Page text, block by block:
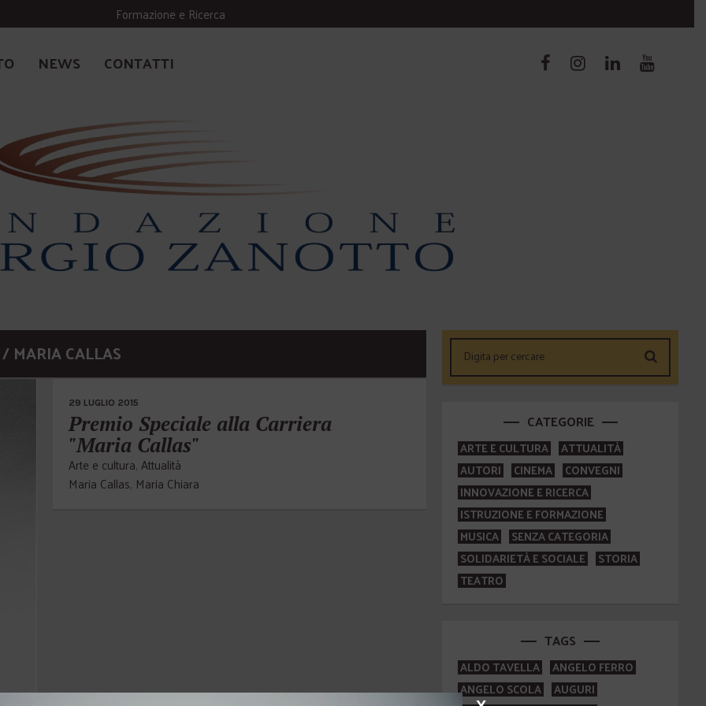
Formazione e Ricerca
NEWS CONTATTI
MARIA CALLAS
29 LUGLIO 2015
Premio Speciale alla Carriera
"Maria Callas"
Arte e cultura,Attualità
Maria Callas, Maria Chiara
CATEGORIE
ARTE E CULTURA
ATTUALITÀ
AUTORI
CINEMA
CONVEGNI
INNOVAZIONE E RICERCA
ISTRUZIONE E FORMAZIONE
MUSICA
SENZA CATEGORIA
SOLIDARIETÀ E SOCIALE
STORIA
TEATRO
TAGS
ALDO TAVELLA
ANGELO FERRO
ANGELO SCOLA
AUGURI